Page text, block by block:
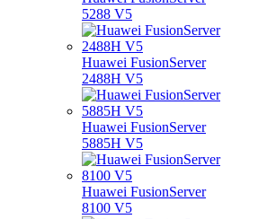
5288 V5
Huawei FusionServer
2488H V5
Huawei FusionServer
5885H V5
Huawei FusionServer
8100 V5